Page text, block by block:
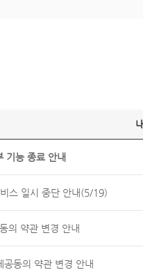
기능 종료 안내
스 일시 중단 안내(5/19)
의 약관 변경 안내
제공동의 약관 변경 안내